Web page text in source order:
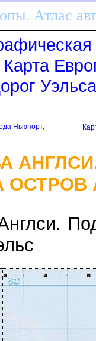
Атлас
Уэльса
Ньюпорт,
ОСТРОВ